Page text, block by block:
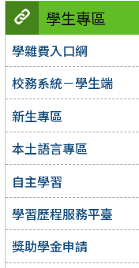
學生專區
學雜費入口網
校務系統－學生端
新生專區
本土語言專區
自主學習
學習歷程服務平臺
獎助學金申請